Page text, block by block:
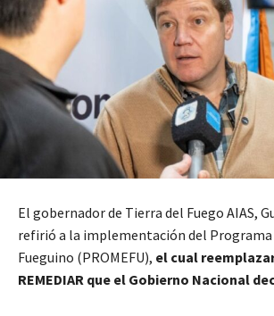
El gobernador de Tierra del Fuego AIAS,
refirió a la implementación del Programa
Fueguino (PROMEFU), el cual
REMEDIAR que el Gobierno Nacional